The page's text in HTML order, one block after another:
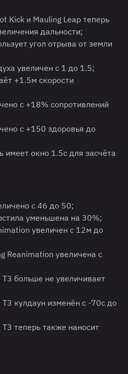
Kick и Mauling Leap теперь
дальности;
угол отрыва от земли
увеличен с 1 до 1.5;
+1.5м скорости
с +18% сопротивлений
с +150 здоровья до
имеет окно 1.5с для засчёта
с 46 до 50;
уменьшена на 30%;
увеличен с 12м до
Reanimation увеличена с
больше не увеличивает
кулдаун изменён с -70с до
теперь также наносит